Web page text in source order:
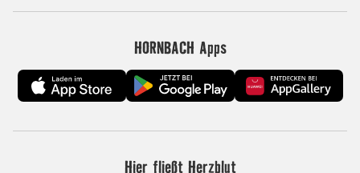
HORNBACH Apps
Hier fließt Herzblut